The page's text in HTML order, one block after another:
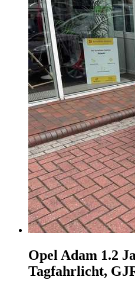
Opel Adam 1.2
Tagfahrlicht,